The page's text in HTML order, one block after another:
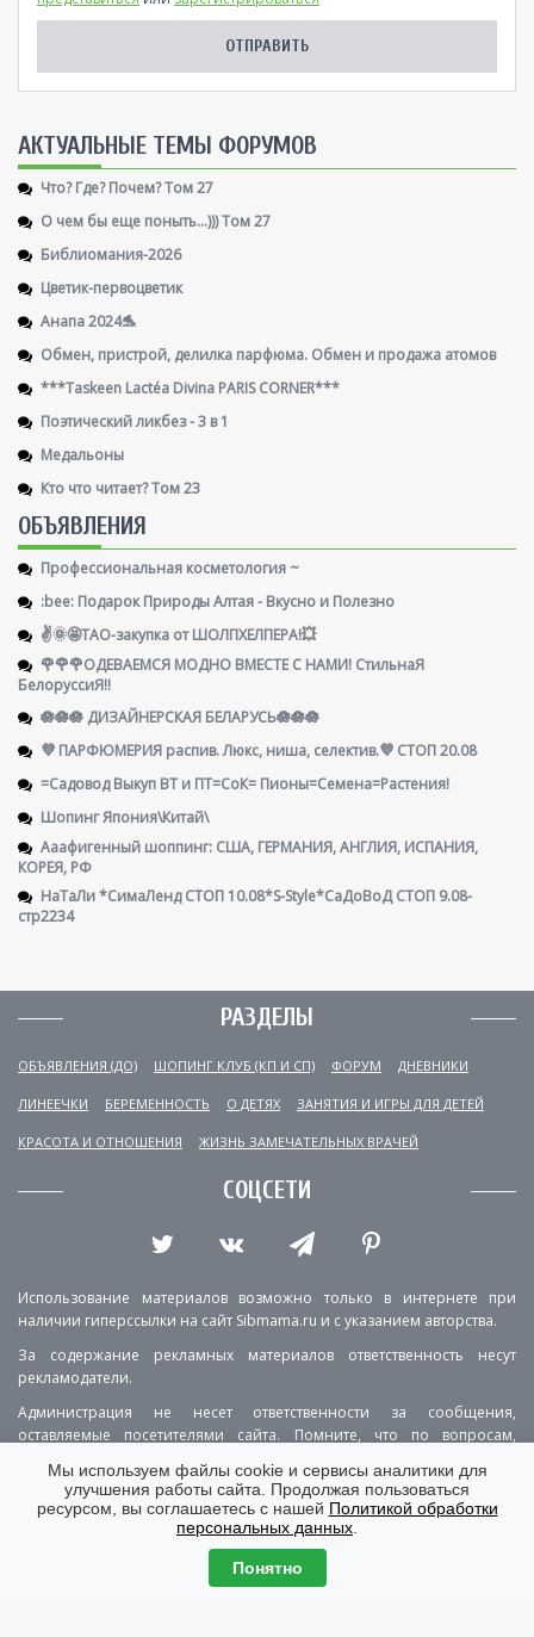
AКТУАЛЬНЫЕ ТЕМЫ ФОРУМОВ
Что? Где? Почем? Том 27
О чем бы еще поныть...))) Том 27
Библиомания-2026
Цветик-первоцветик
Анапа 2024🐬
Обмен, пристрой, делилка парфюма. Обмен и продажа атомов
***Taskeen Lactéa Divina PARIS CORNER***
Поэтический ликбез - 3 в 1
Медальоны
Кто что читает? Том 23
ОБЪЯВЛЕНИЯ
Профессиональная косметология ~
:bee: Подарок Природы Алтая - Вкусно и Полезно
✌️🌞🤩ТАО-закупка от ШОЛПХЕЛПЕРА!💥
🌹🌹🌹ОДЕВАЕМСЯ МОДНО ВМЕСТЕ С НАМИ! СтильнаЯ
БелоруссиЯ‼
🪷🪷🪷 ДИЗАЙНЕРСКАЯ БЕЛАРУСЬ🪷🪷🪷
💜 ПАРФЮМЕРИЯ распив. Люкс, ниша, селектив.💜 СТОП 20.08
=Садовод Выкуп ВТ и ПТ=СоК= Пионы=Семена=Растения!
Шопинг Япония\Китай\
Ааафигенный шоппинг: США, ГЕРМАНИЯ, АНГЛИЯ, ИСПАНИЯ,
КОРЕЯ, РФ
НаТаЛи *СимаЛенд СТОП 10.08*S-Style*СаДоВоД СТОП 9.08-
стр2234
РАЗДЕЛЫ
ОБЪЯВЛЕНИЯ (ДО) ШОПИНГ КЛУБ (КП И СП) ФОРУМ ДНЕВНИКИ
ЛИНЕЕЧКИ БЕРЕМЕННОСТЬ О ДЕТЯХ ЗАНЯТИЯ И ИГРЫ ДЛЯ ДЕТЕЙ
КРАСОТА И ОТНОШЕНИЯ ЖИЗНЬ ЗАМЕЧАТЕЛЬНЫХ ВРАЧЕЙ
СОЦСЕТИ
Использование материалов возможно только в интернете при
наличии гиперссылки на сайт Sibmama.ru и с указанием авторства.
За содержание рекламных материалов ответственность несут
рекламодатели.
Администрация не несет ответственности за сообщения,
оставляемые посетителями сайта. Помните, что по вопросам,
РЕКЛАМА О ПРОЕКТЕ
КОНТАКТЫ
ПОЛИТИКА КОНФИДЕНЦИАЛЬНОСТИ
ВЕРСИЯ ДЛЯ КОМПЬЮТЕРА
Мы используем файлы cookie и сервисы аналитики для
улучшения работы сайта. Продолжая пользоваться
ресурсом, вы соглашаетесь с нашей Политикой обработки
персональных данных
Понятно